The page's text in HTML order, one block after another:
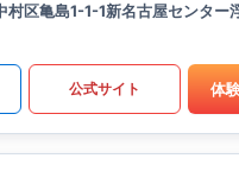
村区亀島1-1-1新名古屋センター
公式サイト 体